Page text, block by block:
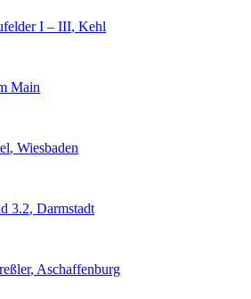
I – III, Kehl
Main
, Wiesbaden
3.2, Darmstadt
, Aschaffenburg